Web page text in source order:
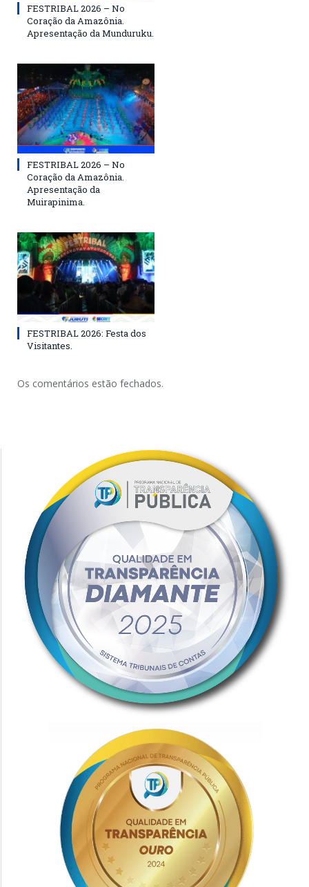
FESTRIBAL 2026 – No
Coração da Amazônia.
Apresentação da Munduruku.
FESTRIBAL 2026 – No
Coração da Amazônia.
Apresentação da
Muirapinima.
FESTRIBAL 2026: Festa dos
Visitantes.
Os comentários estão fechados.